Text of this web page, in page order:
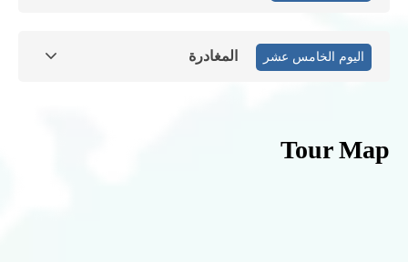
اليوم الخامس عشر المغادرة
Tour Map